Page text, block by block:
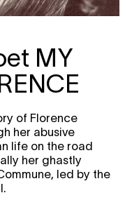
BILLETTERIE
BILLETTERIE
MY
of Florence
her abusive
life on the road
her ghastly
led by the